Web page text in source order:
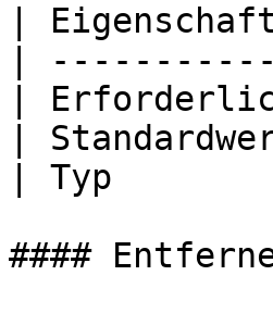
|
|
|
|
| Typ
####